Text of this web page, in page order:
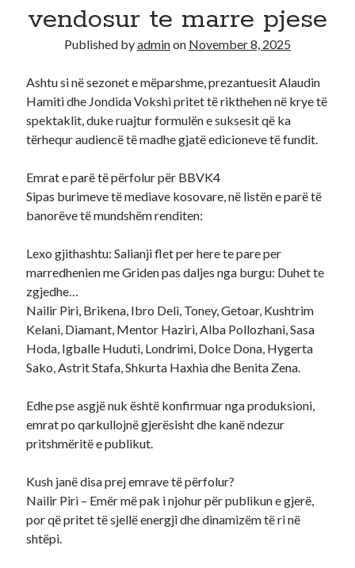
Recent Comments
vendosur te marre pjese
Published byadminon November 8, 2025
Ashtu si në sezonet e mëparshme, prezantuesit Alaudin
Hamiti dhe Jondida Vokshi pritet të rikthehen në krye të
spektaklit, duke ruajtur formulën e suksesit që ka
tërhequr audiencë të madhe gjatë edicioneve të fundit.
Emrat e parë të përfolur për BBVK4
Sipas burimeve të mediave kosovare, në listën e parë të
banorëve të mundshëm renditen:
Lexo gjithashtu: Salianji flet per here te pare per
marredhenien me Griden pas daljes nga burgu: Duhet te
zgjedhe…
Nailir Piri, Brikena, Ibro Deli, Toney, Getoar, Kushtrim
Kelani, Diamant, Mentor Haziri, Alba Pollozhani, Sasa
Hoda, Igballe Huduti, Londrimi, Dolce Dona, Hygerta
Sako, Astrit Stafa, Shkurta Haxhia dhe Benita Zena.
Edhe pse asgjë nuk është konfirmuar nga produksioni,
emrat po qarkullojnë gjerësisht dhe kanë ndezur
pritshmëritë e publikut.
Kush janë disa prej emrave të përfolur?
Nailir Piri – Emër më pak i njohur për publikun e gjerë,
por që pritet të sjellë energji dhe dinamizëm të ri në
shtëpi.